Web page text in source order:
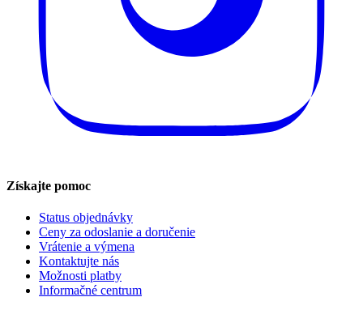
Získajte pomoc
Status objednávky
Ceny za odoslanie a doručenie
Vrátenie a výmena
Kontaktujte nás
Možnosti platby
Informačné centrum